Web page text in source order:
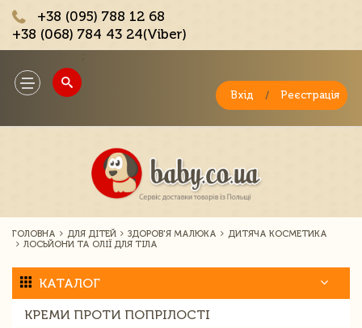
+38 (095) 788 12 68
+38 (068) 784 43 24(Viber)
Toggle
navigation
Вхід / Реєстрація
ГОЛОВНА ДЛЯ ДІТЕЙ ЗДОРОВ'Я МАЛЮКА
ДИТЯЧА КОСМЕТИКА
ЛОСЬЙОНИ ТА ОЛІЇ ДЛЯ ТІЛА
КАТАЛОГ
КРЕМИ ПРОТИ ПОПРІЛОСТІ